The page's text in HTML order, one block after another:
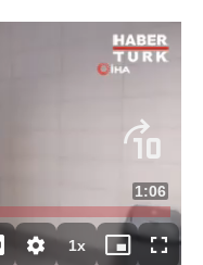
Toplam
Süre
1:06
1xOynatma
Mini
Tam